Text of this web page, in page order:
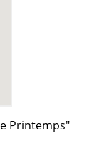
Printemps"